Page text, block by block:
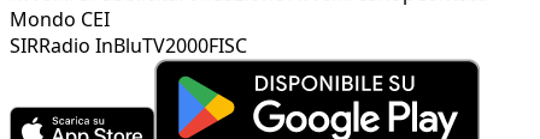
Mondo CEI
SIRRadio InBluTV2000FISC